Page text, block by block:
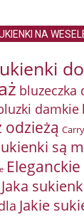
NA
do
bluzeczka
damkie
odzieżą
są
Jaka
Jakie